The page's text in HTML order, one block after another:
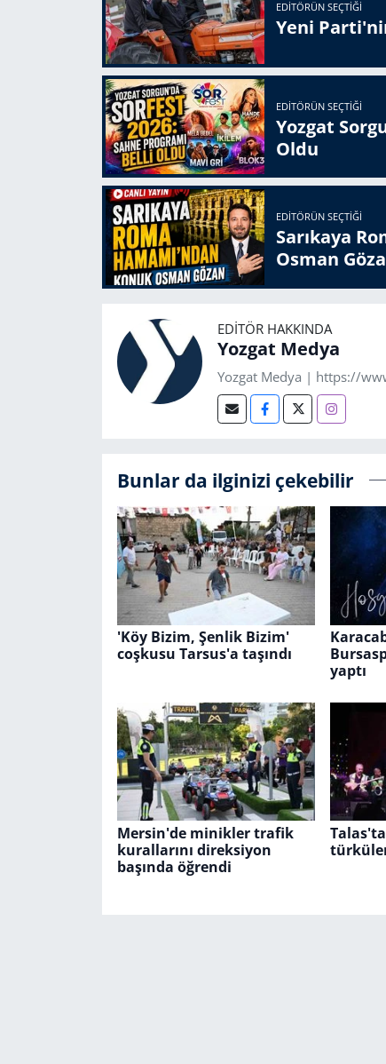
EDITÖRÜN SEÇTIĞI
Yeni
EDITÖRÜN SEÇTIĞI
Yozgat
Oldu
EDITÖRÜN SEÇTIĞI
Sarıkaya
Osman
EDITÖR HAKKINDA
Yozgat Medya
Yozgat Medya | https://
Bunlar da ilginizi çekebilir
'Köy Bizim, Şenlik Bizim'
coşkusu Tarsus'a taşındı
yaptı
Mersin'de minikler trafik
kurallarını direksiyon
başında öğrendi